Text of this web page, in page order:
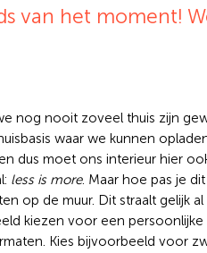
van het moment!
nog nooit zoveel thuis zijn
waar we kunnen
dus moet ons interieur hier
less is more. Maar hoe pas je
op de muur. Dit straalt gelijk
kiezen voor een
Kies bijvoorbeeld voor